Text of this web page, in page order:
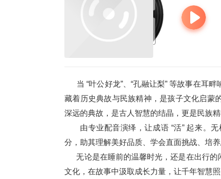
当 “叶公好龙”、“孔融让梨” 等故事在耳畔
藏着历史典故与民族精神，是孩子文化启蒙
深远的典故，是古人智慧的结晶，更是民族精
由专业配音演绎，让成语 “活” 起来。无
分，助其理解美好品质、学会直面挑战、培
无论是在睡前的温馨时光，还是在出行的
文化，在故事中汲取成长力量，让千年智慧